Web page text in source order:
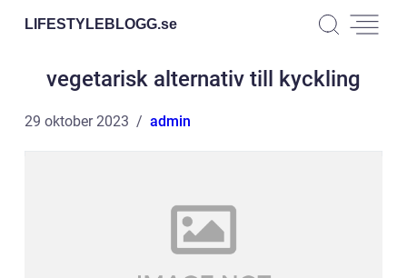
LIFESTYLEBLOGG.se
vegetarisk alternativ till kyckling
29 oktober 2023 admin